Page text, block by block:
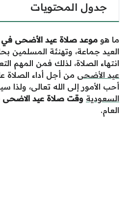
جدول المحتويات
ما هو موعد صلاة عيد الأضحى في
العيد جماعة، وتهنئة المسلمين
انتهاء الصلاة، لذلك فمن المهم
عيد الأضحى من أجل أداء الصلاة
أحب الأمور إلى الله تعالى، ولذا
السعودية وقت صلاة عيد الاضحى
العام.